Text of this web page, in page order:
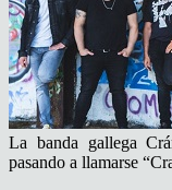
La banda gallega
pasando a llamarse